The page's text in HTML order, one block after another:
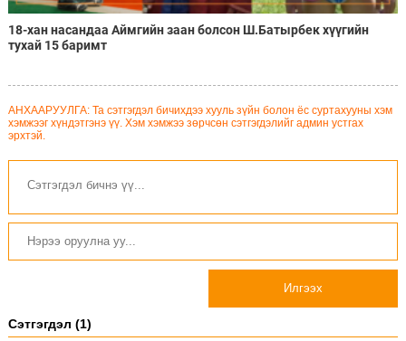
18-хан насандаа Аймгийн заан болсон Ш.Батырбек хүүгийн
тухай 15 баримт
АНХААРУУЛГА: Та сэтгэгдэл бичихдээ хууль зүйн болон ёс суртахууны хэм
хэмжээг хүндэтгэнэ үү. Хэм хэмжээ зөрчсөн сэтгэгдэлийг админ устгах
эрхтэй.
Илгээх
Сэтгэгдэл (1)